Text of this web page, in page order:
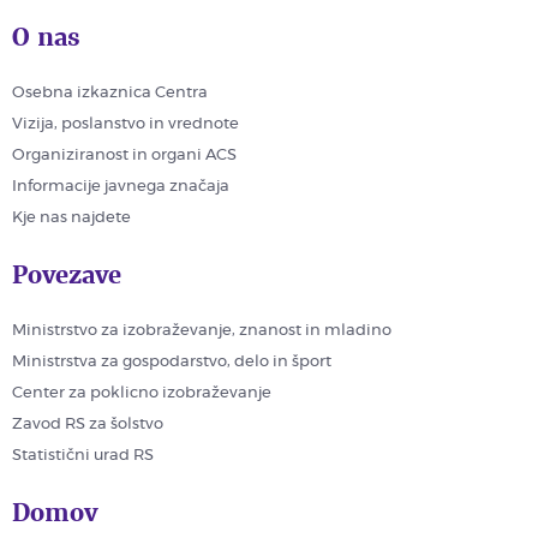
O nas
Osebna izkaznica Centra
Vizija, poslanstvo in vrednote
Organiziranost in organi ACS
Informacije javnega značaja
Kje nas najdete
Povezave
Ministrstvo za izobraževanje, znanost in mladino
Ministrstva za gospodarstvo, delo in šport
Center za poklicno izobraževanje
Zavod RS za šolstvo
Statistični urad RS
Domov